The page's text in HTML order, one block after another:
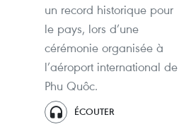
un record historique pour
le pays, lors d’une
cérémonie organisée à
l’aéroport international de
Phu Quôc.
ÉCOUTER